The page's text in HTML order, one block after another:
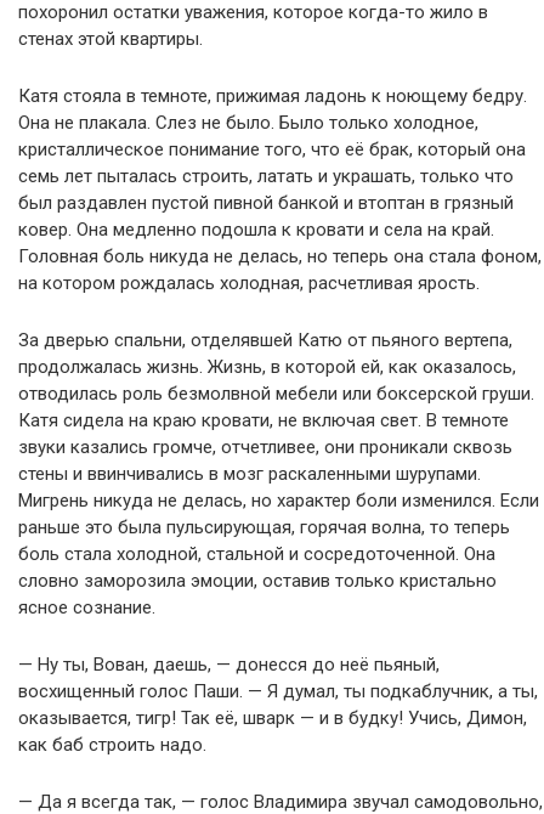
похоронил остатки уважения, которое когда-то жило в
стенах этой квартиры.
Катя стояла в темноте, прижимая ладонь к ноющему бедру.
Она не плакала. Слез не было. Было только холодное,
кристаллическое понимание того, что её брак, который она
семь лет пыталась строить, латать и украшать, только что
был раздавлен пустой пивной банкой и втоптан в грязный
ковер. Она медленно подошла к кровати и села на край.
Головная боль никуда не делась, но теперь она стала фоном,
на котором рождалась холодная, расчетливая ярость.
За дверью спальни, отделявшей Катю от пьяного вертепа,
продолжалась жизнь. Жизнь, в которой ей, как оказалось,
отводилась роль безмолвной мебели или боксерской груши.
Катя сидела на краю кровати, не включая свет. В темноте
звуки казались громче, отчетливее, они проникали сквозь
стены и ввинчивались в мозг раскаленными шурупами.
Мигрень никуда не делась, но характер боли изменился. Если
раньше это была пульсирующая, горячая волна, то теперь
боль стала холодной, стальной и сосредоточенной. Она
словно заморозила эмоции, оставив только кристально
ясное сознание.
— Ну ты, Вован, даешь, — донесся до неё пьяный,
восхищенный голос Паши. — Я думал, ты подкаблучник, а ты,
оказывается, тигр! Так её, шварк — и в будку! Учись, Димон,
как баб строить надо.
— Да я всегда так, — голос Владимира звучал самодовольно,